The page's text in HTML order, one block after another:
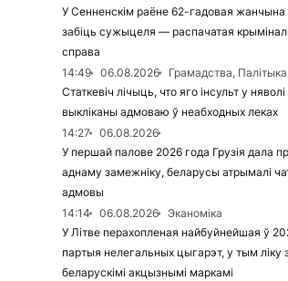
У Сенненскім раёне 62-гадовая
забіць сужыцеля — распачатая
справа
14:49
06.08.2026
Грамадства, Палітыка
Статкевіч лічыць, что яго інсульт у
выкліканы адмоваю ў неабходных леках
14:27
06.08.2026
У першай палове 2026 года Грузія дала
аднаму замежніку, беларусы атрымалі
адмовы
14:14
06.08.2026
Эканоміка
У Літве перахопленая найбуйнейшая ў
партыя нелегальных цыгарэт, у тым ліку
беларускімі акцызнымі маркамі